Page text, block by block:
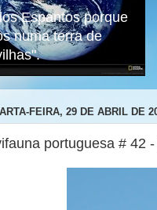
Espantos porque
numa terra de
FEIRA, 29 DE ABRIL DE
portuguesa # 42